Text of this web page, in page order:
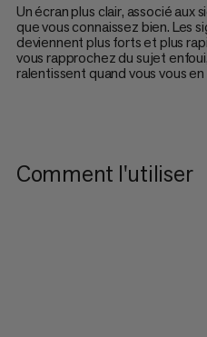
Un écran plus clair, associé aux
que vous connaissez bien. Les
deviennent plus forts et plus
vous rapprochez du sujet
ralentissent quand vous vous
Comment l'utiliser